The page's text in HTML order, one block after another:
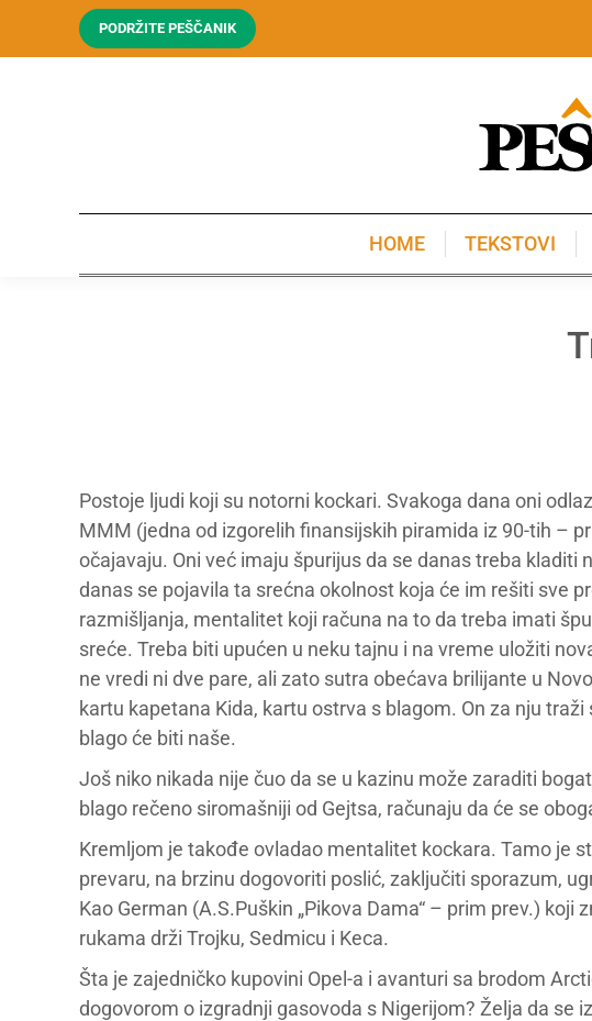
PODRŽITE PEŠČANIK
HOME TEKSTOVI
Postoje ljudi koji su notorni kockari. Svakoga dana oni
MMM (jedna od izgorelih finansijskih piramida iz 90-tih –
očajavaju. Oni već imaju špurijus da se danas treba kladiti
danas se pojavila ta srećna okolnost koja će im rešiti sve
razmišljanja, mentalitet koji računa na to da treba imati
sreće. Treba biti upućen u neku tajnu i na vreme uložiti
ne vredi ni dve pare, ali zato sutra obećava brilijante u
kartu kapetana Kida, kartu ostrva s blagom. On za nju
blago će biti naše.
Još niko nikada nije čuo da se u kazinu može zaraditi
blago rečeno siromašniji od Gejtsa, računaju da će se
Kremljom je takođe ovladao mentalitet kockara. Tamo je
prevaru, na brzinu dogovoriti poslić, zaključiti sporazum,
Kao German (A.S.Puškin „Pikova Dama“ – prim prev.) koji
rukama drži Trojku, Sedmicu i Keca.
Šta je zajedničko kupovini Opel-a i avanturi sa brodom
dogovorom o izgradnji gasovoda s Nigerijom? Želja da se